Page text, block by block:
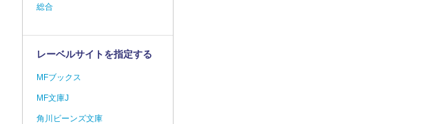
総合
レーベルサイトを指定する
MFブックス
MF文庫J
角川ビーンズ文庫